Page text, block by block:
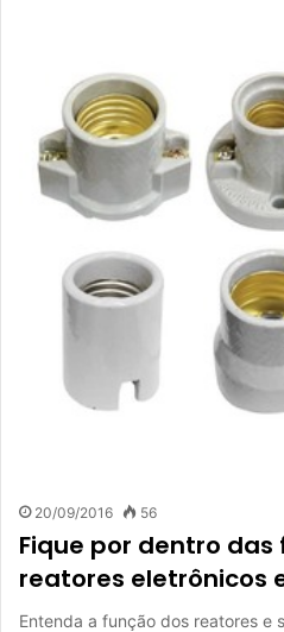
20/09/2016 56
Fique por dentro das
reatores eletrônicos
Entenda a função dos reatores e